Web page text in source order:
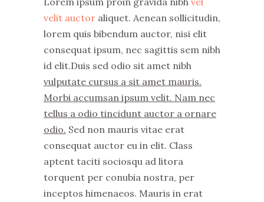
velit auctor aliquet. Aenean sollicitudin,
lorem quis bibendum auctor, nisi elit
consequat ipsum, nec sagittis sem nibh
id elit.Duis sed odio sit amet nibh
vulputate cursus a sit amet mauris.
Morbi accumsan ipsum velit. Nam nec
tellus a odio tincidunt auctor a ornare
odio. Sed non mauris vitae erat
consequat auctor eu in elit. Class
aptent taciti sociosqu ad litora
torquent per conubia nostra, per
inceptos himenaeos. Mauris in erat